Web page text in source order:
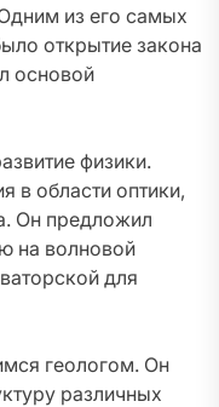
из его самых
открытие закона
основой
физики.
в области оптики,
Он предложил
на волновой
для
геологом. Он
различных